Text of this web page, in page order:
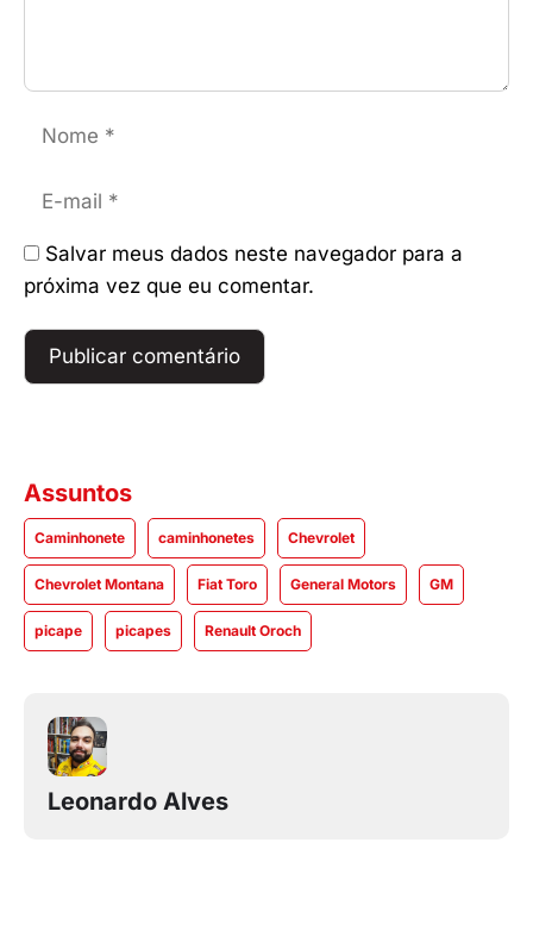
mail
Salvar meus dados neste navegador para a
próxima vez que eu comentar.
Assuntos
Caminhonete caminhonetes Chevrolet
Chevrolet Montana Fiat Toro General Motors GM
picape picapes Renault Oroch
Leonardo Alves